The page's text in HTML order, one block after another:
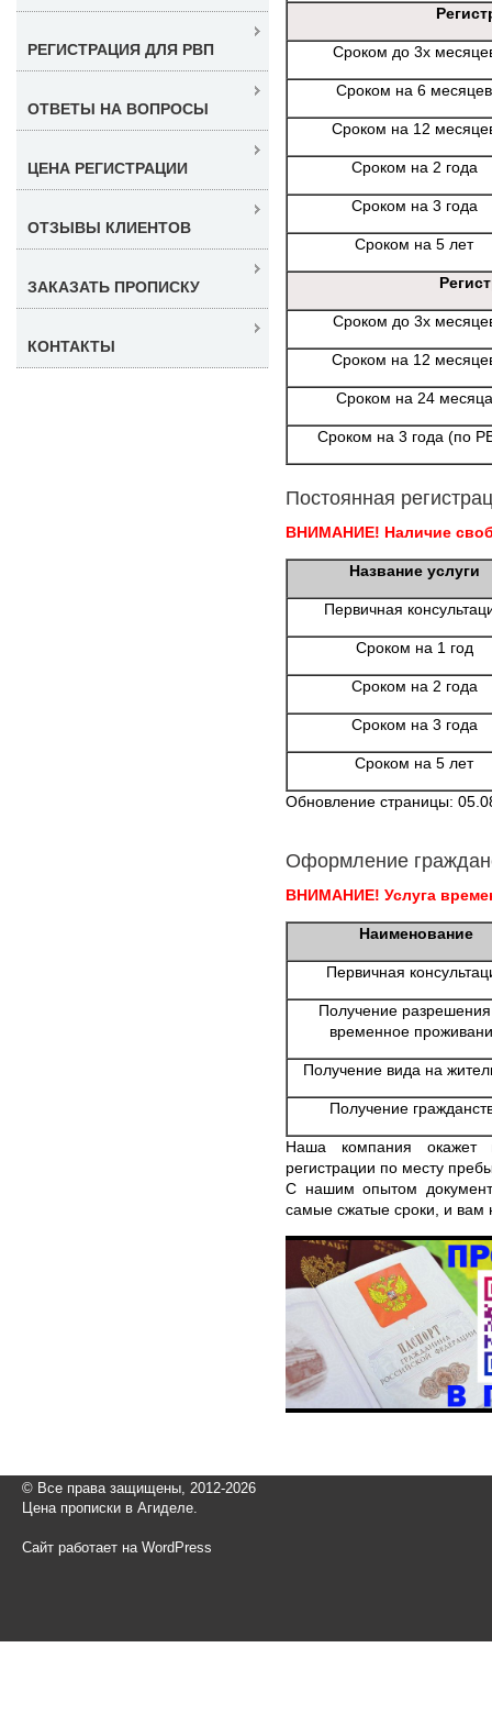
Сроком до 3х
Сроком на 6 месяцев
Сроком на 12
Сроком на 2 года
Сроком на 3 года
Сроком на 5 лет
Сроком до 3х
Сроком на 12
Сроком на 24 месяца
Сроком на 3 года (по
Постоянная
ВНИМАНИЕ! Наличие
Название услуги
Первичная
Сроком на 1 год
Сроком на 2 года
Сроком на 3 года
Сроком на 5 лет
Обновление страницы:
Оформление
ВНИМАНИЕ! Услуга
Наименование
Первичная
Получение
временное
Получение вида на
Получение
Наша компания
регистрации по месту
С нашим опытом
самые сжатые сроки, и вам
РЕГИСТРАЦИЯ ДЛЯ РВП
ОТВЕТЫ НА ВОПРОСЫ
ЦЕНА РЕГИСТРАЦИИ
ОТЗЫВЫ КЛИЕНТОВ
ЗАКАЗАТЬ ПРОПИСКУ
КОНТАКТЫ
© Все права защищены, 2012-2026
Цена прописки в Агиделе.
Сайт работает на WordPress